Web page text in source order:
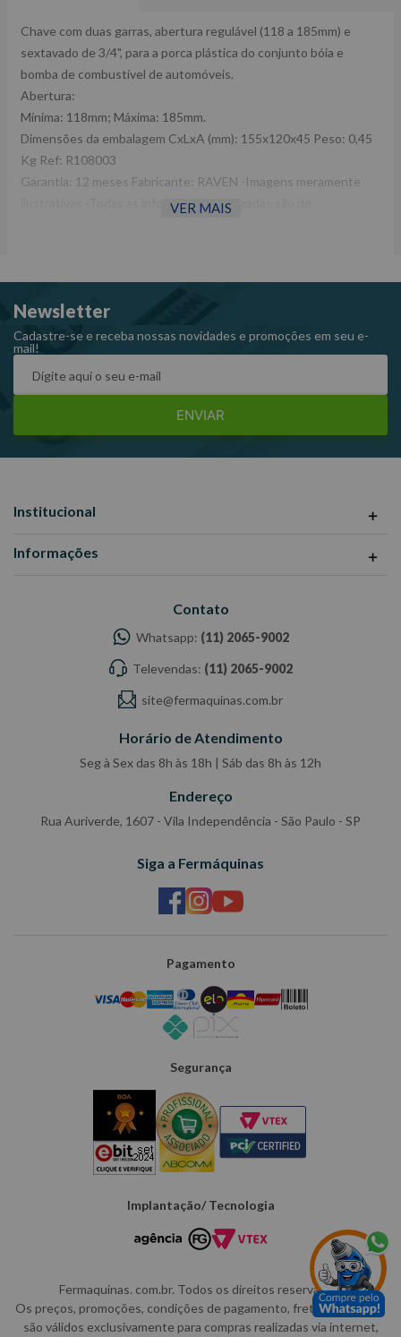
Chave com duas garras, abertura regulável (118 a 185mm) e
sextavado de 3/4", para a porca plástica do conjunto bóia e
bomba de combustível de automóveis.
Abertura:
Mínima: 118mm; Máxima: 185mm.
Dimensões da embalagem CxLxA (mm): 155x120x45 Peso: 0,45
Kg Ref: R108003
Garantia: 12 meses Fabricante: RAVEN -Imagens meramente
ilustrativas -Todas as informações divulgadas são de
VER MAIS
Newsletter
Cadastre-se e receba nossas novidades e promoções em seu e-
mail!
ENVIAR
Institucional
Informações
Contato
Whatsapp: (11) 2065-9002
Televendas: (11) 2065-9002
site@fermaquinas.com.br
Horário de Atendimento
Seg à Sex das 8h às 18h | Sáb das 8h às 12h
Endereço
Rua Auriverde, 1607 - Vila Independência - São Paulo - SP
Siga a Fermáquinas
Pagamento
Segurança
Implantação/ Tecnologia
Fermaquinas. com.br. Todos os direitos reservados.
Os preços, promoções, condições de pagamento, frete e produtos
são válidos exclusivamente para compras realizadas via internet,